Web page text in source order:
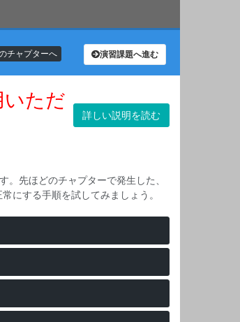
演習課題へ進む
チャプターへ
ただ
詳しい説明を読む
。先ほどのチャプターで発生した、
にする手順を試してみましょう。